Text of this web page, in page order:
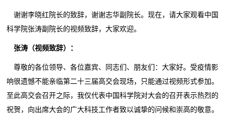
谢谢李晓红院长的致辞，谢谢志华副院长。现在，请大家观看中国
科学院张涛副院长的视频致辞，大家欢迎。
张涛（视频致辞）：
尊敬的各位领导、各位嘉宾、同志们、朋友们：大家好。受疫情影
响很遗憾不能亲临第二十三届高交会现场，只能通过视频形式参加。
至此高交会召开之际，我仅代表中国科学院对大会的召开表示热烈的
祝贺，向出席大会的广大科技工作者致以诚挚的问候和崇高的敬意。